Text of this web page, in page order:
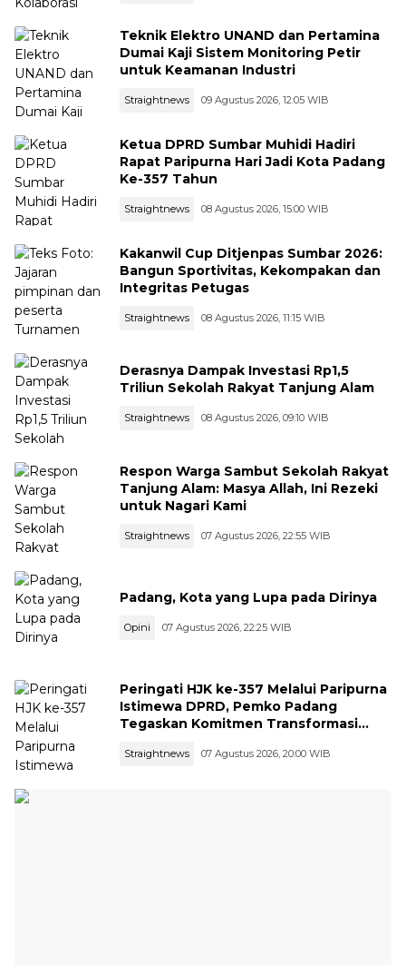
Teknik Elektro UNAND dan Pertamina
Dumai Kaji Sistem Monitoring Petir
untuk Keamanan Industri
Straightnews 09 Agustus 2026, 12:05 WIB
Ketua DPRD Sumbar Muhidi Hadiri
Rapat Paripurna Hari Jadi Kota Padang
Ke-357 Tahun
Straightnews 08 Agustus 2026, 15:00 WIB
Kakanwil Cup Ditjenpas Sumbar 2026:
Bangun Sportivitas, Kekompakan dan
Integritas Petugas
Straightnews 08 Agustus 2026, 11:15 WIB
Derasnya Dampak Investasi Rp1,5
Triliun Sekolah Rakyat Tanjung Alam
Straightnews 08 Agustus 2026, 09:10 WIB
Respon Warga Sambut Sekolah Rakyat
Tanjung Alam: Masya Allah, Ini Rezeki
untuk Nagari Kami
Straightnews 07 Agustus 2026, 22:55 WIB
Padang, Kota yang Lupa pada Dirinya
Opini 07 Agustus 2026, 22:25 WIB
Peringati HJK ke-357 Melalui Paripurna
Istimewa DPRD, Pemko Padang
Tegaskan Komitmen Transformasi
Straightnews 07 Agustus 2026, 20:00 WIB